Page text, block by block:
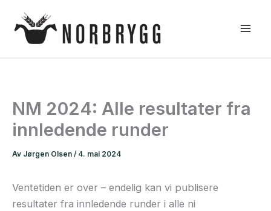
rett
NM 2024: Alle resultater fra
innledende runder
Av Jørgen Olsen / 4. mai 2024
Ventetiden er over – endelig kan vi publisere
resultater fra innledende runder i alle ni